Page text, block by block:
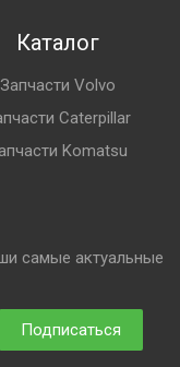
Каталог
Запчасти Volvo
Caterpillar
Komatsu
самые актуальные
Подписаться